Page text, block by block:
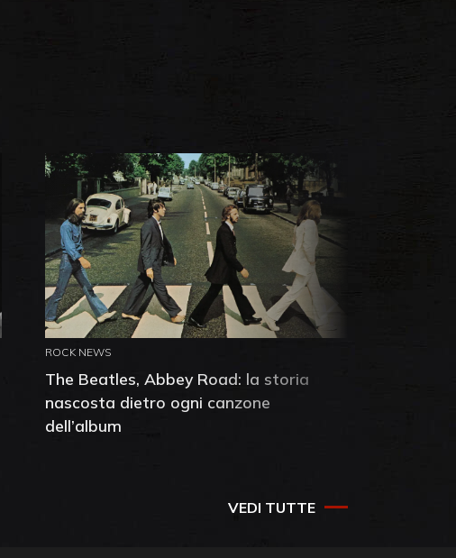
ROCK NEWS
The Beatles, Abbey Road: la storia
nascosta dietro ogni canzone
dell’album
VEDI TUTTE